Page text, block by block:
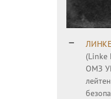
ЛИНКЕ
(Linke
ОМЗ